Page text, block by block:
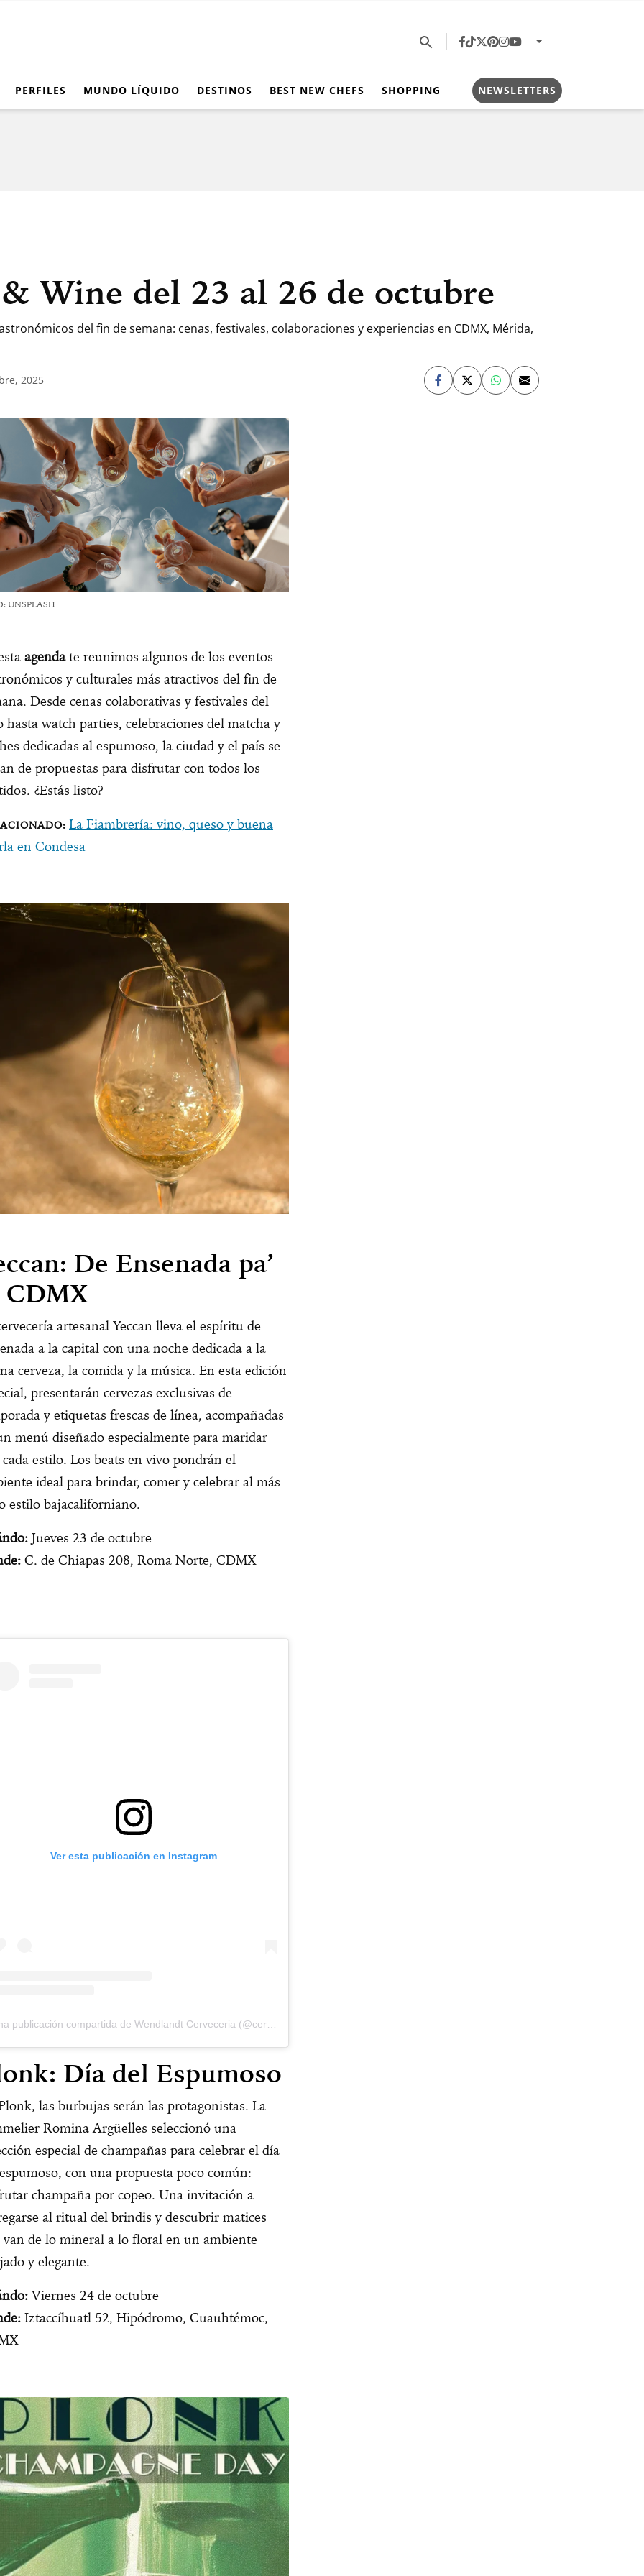
PERFILES MUNDO LÍQUIDO DESTINOS BEST NEW CHEFS SHOPPING NEWSLETTERS
Wine del 23 al 26 de octubre
del fin de semana: cenas, festivales, colaboraciones y experiencias en CDMX, Mérida,
2025
UNSPLASH
agendate reunimos algunos de los eventos
y culturales más atractivos del fin de
Desde cenas colaborativas y festivales del
hasta watch parties, celebraciones del matcha y
dedicadas al espumoso, la ciudad y el país se
de propuestas para disfrutar con todos los
¿Estás listo?
La Fiambrería: vino, queso y buena
en Condesa
De Ensenada pa’
CDMX
artesanal Yeccan lleva el espíritu de
a la capital con una noche dedicada a la
cerveza, la comida y la música. En esta edición
presentarán cervezas exclusivas de
y etiquetas frescas de línea, acompañadas
menú diseñado especialmente para maridar
estilo. Los beats en vivo pondrán el
ideal para brindar, comer y celebrar al más
estilo bajacaliforniano.
Jueves 23 de octubre
C. de Chiapas 208, Roma Norte, CDMX
Ver esta publicación en Instagram
Día del Espumoso
las burbujas serán las protagonistas. La
Romina Argüelles seleccionó una
especial de champañas para celebrar el día
con una propuesta poco común:
champaña por copeo. Una invitación a
al ritual del brindis y descubrir matices
van de lo mineral a lo floral en un ambiente
y elegante.
Viernes 24 de octubre
Iztaccíhuatl 52, Hipódromo, Cuauhtémoc,